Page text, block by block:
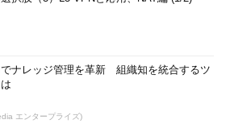
ナレッジ管理を革新 組織知を統合するツ
エンタープライズ)